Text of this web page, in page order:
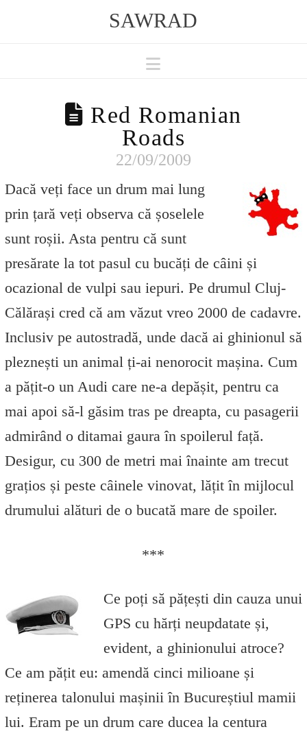
SAWRAD
Navigation
Red Romanian
Roads
22/09/2009
Dacă veți face un drum mai lung
prin țară veți observa că șoselele
sunt roșii. Asta pentru că sunt
presărate la tot pasul cu bucăți de câini și
ocazional de vulpi sau iepuri. Pe drumul Cluj-
Călărași cred că am văzut vreo 2000 de cadavre.
Inclusiv pe autostradă, unde dacă ai ghinionul să
pleznești un animal ți-ai nenorocit mașina. Cum
a pățit-o un Audi care ne-a depășit, pentru ca
mai apoi să-l găsim tras pe dreapta, cu pasagerii
admirând o ditamai gaura în spoilerul față.
Desigur, cu 300 de metri mai înainte am trecut
grațios și peste câinele vinovat, lățit în mijlocul
drumului alături de o bucată mare de spoiler.
***
Ce poți să pățești din cauza unui
GPS cu hărți neupdatate și,
evident, a ghinionului atroce?
Ce am pățit eu: amendă cinci milioane și
reținerea talonului mașinii în Bucureștiul mamii
lui. Eram pe un drum care ducea la centura